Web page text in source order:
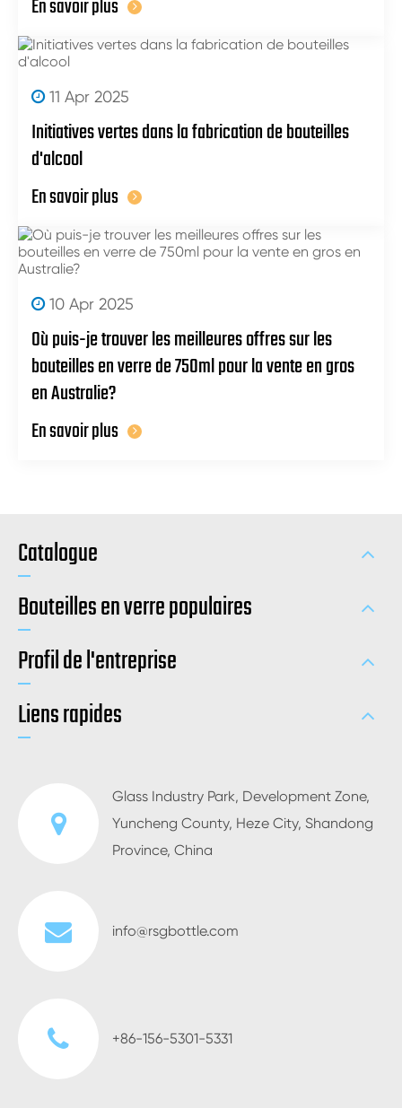
En savoir plus
11 Apr 2025
Initiatives vertes dans la fabrication de bouteilles
d'alcool
En savoir plus
10 Apr 2025
Où puis-je trouver les meilleures offres sur les
bouteilles en verre de 750ml pour la vente en gros
en Australie?
En savoir plus
Catalogue
Bouteilles en verre populaires
Profil de l'entreprise
Liens rapides
Glass Industry Park, Development Zone,
Yuncheng County, Heze City, Shandong
Province, China
info@rsgbottle.com
+86-156-5301-5331